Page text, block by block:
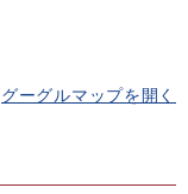
グーグルマップを開く